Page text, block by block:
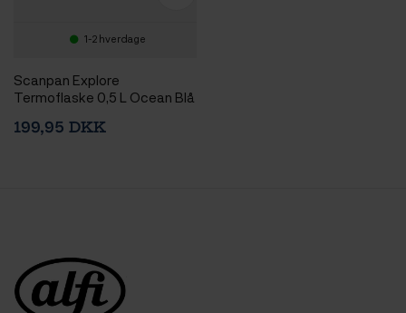
1-2 hverdage
Scanpan Explore
Termoflaske 0,5 L Ocean Blå
199,95 DKK